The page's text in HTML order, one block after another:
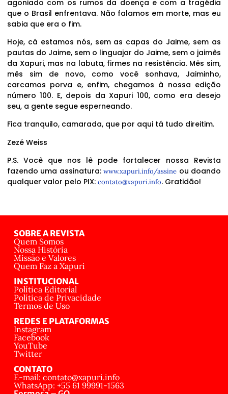
agoniado com os rumos da doença e com a tragédia
que o Brasil enfrentava. Não falamos em morte, mas eu
sabia que era o fim.
Hoje, cá estamos nós, sem as capas do Jaime, sem as
pautas do Jaime, sem o linguajar do Jaime, sem o jaimês
da Xapuri, mas na labuta, firmes na resistência. Mês sim,
mês sim de novo, como você sonhava, Jaiminho,
carcamos porva e, enfim, chegamos à nossa edição
número 100. E, depois da Xapuri 100, como era desejo
seu, a gente segue esperneando.
Fica tranquilo, camarada, que por aqui tá tudo direitim.
Zezé Weiss
P.S. Você que nos lê pode fortalecer nossa Revista
fazendo uma assinatura:www.xapuri.info/assine ou doando
qualquer valor pelo PIX: contato@xapuri.info. Gratidão!
SOBRE A REVISTA
Quem Somos
Nossa História
Missão e Valores
Quem Faz a Xapuri
INSTITUCIONAL
Política Editorial
Política de Privacidade
Termos de Uso
REDES E PLATAFORMAS
Instagram
Facebook
YouTube
Twitter
CONTATO
E-mail: contato@xapuri.info
WhatsApp: +55 61 99991-1563